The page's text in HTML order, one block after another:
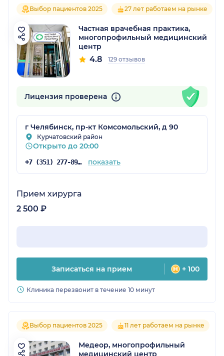
Выбор пациентов 2025 27 лет работаем на рынке
Частная врачебная практика,
многопрофильный медицинский
центр
4.8 129 отзывов
Лицензия проверена
г Челябинск, пр-кт Комсомольский, д 90
Курчатовский район
Открыто до 20:00
+7 (351) 277-89-10 показать
Прием хирурга
2 500 ₽
Записаться на прием + 100
Клиника перезвонит в течение 10 минут
Выбор пациентов 2025 11 лет работаем на рынке
Медеор, многопрофильный
медицинский центр